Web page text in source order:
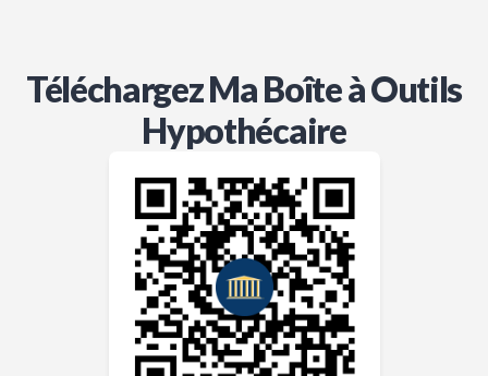
Téléchargez Ma Boîte à Outils
Hypothécaire